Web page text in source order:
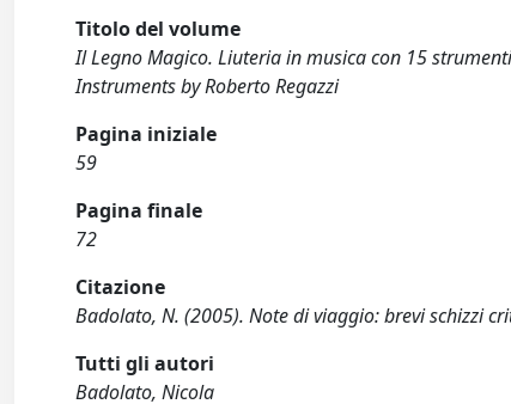
Titolo del volume
Il Legno Magico. Liuteria in musica con 15
Instruments by Roberto Regazzi
Pagina iniziale
59
Pagina finale
72
Citazione
Badolato, N. (2005). Note di viaggio: brevi schizzi
Tutti gli autori
Badolato, Nicola